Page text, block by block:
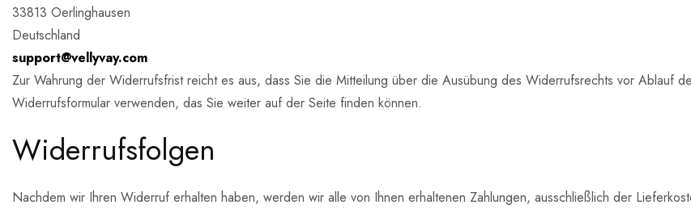
33813 Oerlinghausen
Deutschland
support@vellyvay.com
Zur Wahrung der Widerrufsfrist reicht es aus, dass Sie die Mitteilung über die Ausübung des Widerrufsrechts vor Ablauf
Widerrufsformular verwenden, das Sie weiter auf der Seite finden können.
Widerrufsfolgen
Nachdem wir Ihren Widerruf erhalten haben, werden wir alle von Ihnen erhaltenen Zahlungen, ausschließlich der